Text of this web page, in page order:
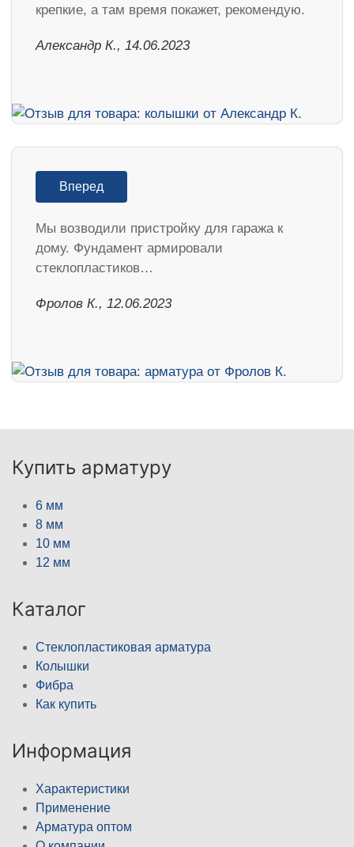
крепкие, а там время покажет, рекомендую.
Александр К., 14.06.2023
Вперед
Мы возводили пристройку для гаража к
дому. Фундамент армировали
стеклопластиков…
Фролов К., 12.06.2023
Купить арматуру
6 мм
8 мм
10 мм
12 мм
Каталог
Стеклопластиковая арматура
Колышки
Фибра
Как купить
Информация
Характеристики
Применение
Арматура оптом